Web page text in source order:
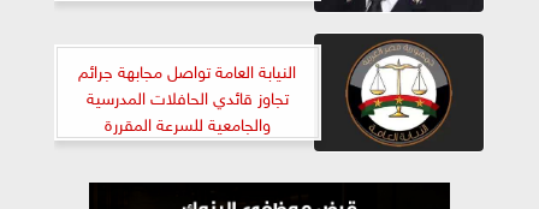
النيابة العامة تواصل مجابهة جرائم
تجاوز قائدي الحافلات المدرسية
والجامعية للسرعة المقررة